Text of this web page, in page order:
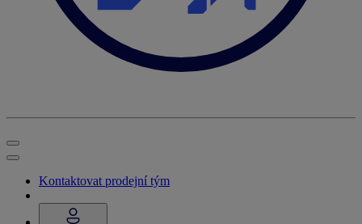
Kontaktovat prodejní tým